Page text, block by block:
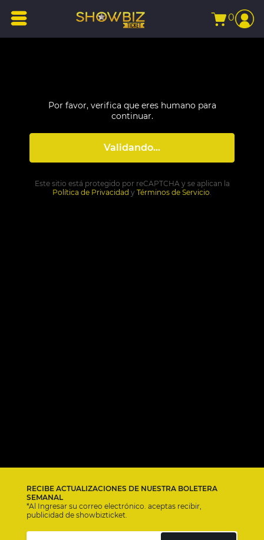
0
Por favor, verifica que eres humano para
continuar.
Validando...
Este sitio está protegido por reCAPTCHA y se aplican la
Política de Privacidad y Términos de Servicio.
RECIBE ACTUALIZACIONES DE NUESTRA BOLETERA
SEMANAL
*Al Ingresar su correo electrónico. aceptas recibir,
publicidad de showbizticket.